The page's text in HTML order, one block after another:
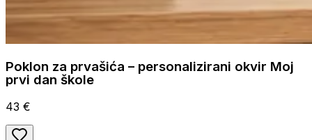
Poklon za prvašića – personalizirani okvir Moj
prvi dan škole
43 €